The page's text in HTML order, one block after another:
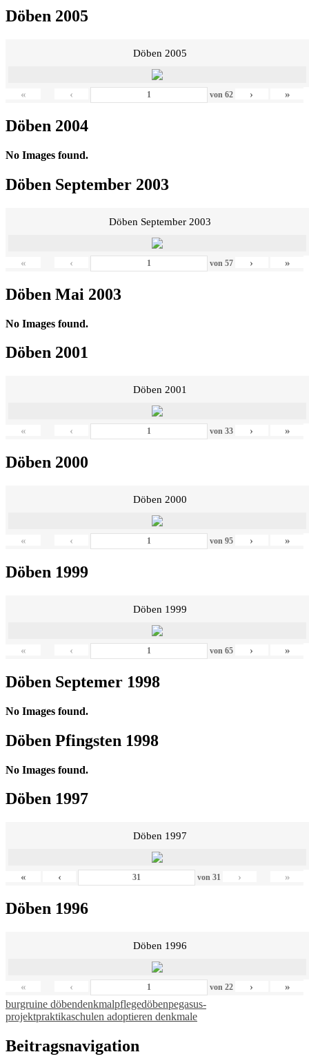
Döben 2005
Döben 2005
« ‹ von 62 › »
Döben 2004
No Images found.
Döben September 2003
Döben September 2003
« ‹ von 57 › »
Döben Mai 2003
No Images found.
Döben 2001
Döben 2001
« ‹ von 33 › »
Döben 2000
Döben 2000
« ‹ von 95 › »
Döben 1999
Döben 1999
« ‹ von 65 › »
Döben Septemer 1998
No Images found.
Döben Pfingsten 1998
No Images found.
Döben 1997
Döben 1997
« ‹ von31 › »
Döben 1996
Döben 1996
« ‹ von 22 › »
burgruine döbendenkmalpflegedöbenpegasus-
projektpraktikaschulen adoptieren denkmale
Beitragsnavigation